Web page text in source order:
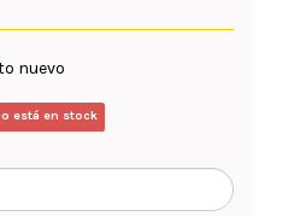
nuevo
está en stock